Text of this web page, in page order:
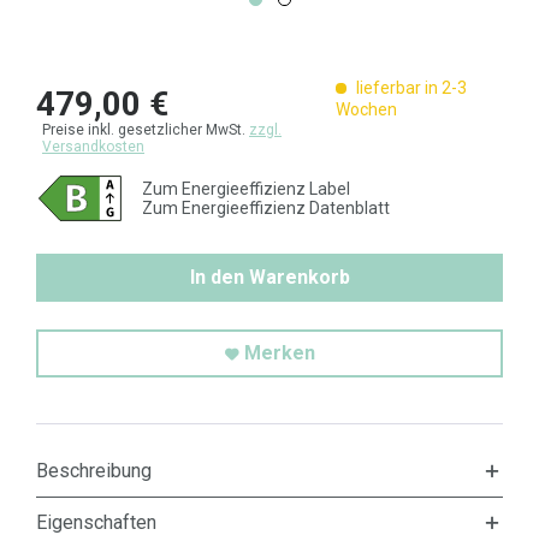
479,00 €
Preise inkl. gesetzlicher MwSt. zzgl.
Versandkosten
lieferbar in 2-3
Wochen
Zum Energieeffizienz Label
Zum Energieeffizienz Datenblatt
In den Warenkorb
Merken
Beschreibung
Eigenschaften